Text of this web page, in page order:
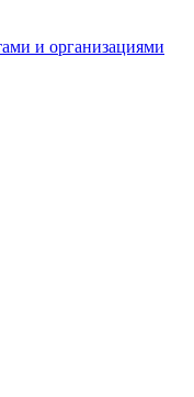
и организациями